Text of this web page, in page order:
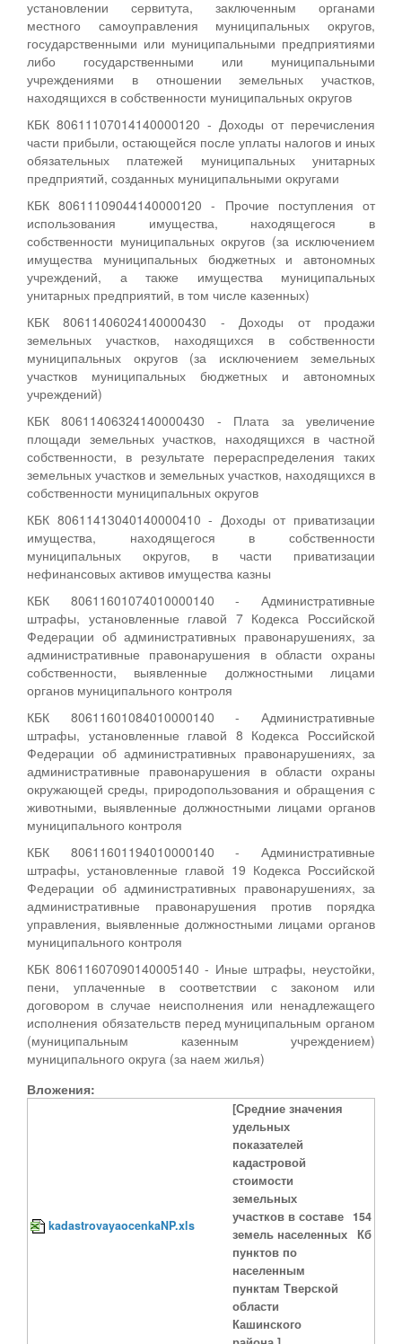
установлении сервитута, заключенным органами
местного самоуправления муниципальных округов,
государственными или муниципальными предприятиями
либо государственными или муниципальными
учреждениями в отношении земельных участков,
находящихся в собственности муниципальных округов
КБК 80611107014140000120 - Доходы от перечисления
части прибыли, остающейся после уплаты налогов и иных
обязательных платежей муниципальных унитарных
предприятий, созданных муниципальными округами
КБК 80611109044140000120 - Прочие поступления от
использования имущества, находящегося в
собственности муниципальных округов (за исключением
имущества муниципальных бюджетных и автономных
учреждений, а также имущества муниципальных
унитарных предприятий, в том числе казенных)
КБК 80611406024140000430 - Доходы от продажи
земельных участков, находящихся в собственности
муниципальных округов (за исключением земельных
участков муниципальных бюджетных и автономных
учреждений)
КБК 80611406324140000430 - Плата за увеличение
площади земельных участков, находящихся в частной
собственности, в результате перераспределения таких
земельных участков и земельных участков, находящихся в
собственности муниципальных округов
КБК 80611413040140000410 - Доходы от приватизации
имущества, находящегося в собственности
муниципальных округов, в части приватизации
нефинансовых активов имущества казны
КБК 80611601074010000140 - Административные
штрафы, установленные главой 7 Кодекса Российской
Федерации об административных правонарушениях, за
административные правонарушения в области охраны
собственности, выявленные должностными лицами
органов муниципального контроля
КБК 80611601084010000140 - Административные
штрафы, установленные главой 8 Кодекса Российской
Федерации об административных правонарушениях, за
административные правонарушения в области охраны
окружающей среды, природопользования и обращения с
животными, выявленные должностными лицами органов
муниципального контроля
КБК 80611601194010000140 - Административные
штрафы, установленные главой 19 Кодекса Российской
Федерации об административных правонарушениях, за
административные правонарушения против порядка
управления, выявленные должностными лицами органов
муниципального контроля
КБК 80611607090140005140 - Иные штрафы, неустойки,
пени, уплаченные в соответствии с законом или
договором в случае неисполнения или ненадлежащего
исполнения обязательств перед муниципальным органом
(муниципальным казенным учреждением)
муниципального округа (за наем жилья)
Вложения:
kadastrovayaocenkaNP.xls
[Средние значения
удельных
показателей
кадастровой
стоимости
земельных
участков в составе
земель населенных
пунктов по
населенным
пунктам Тверской
области
Кашинского
154
Кб